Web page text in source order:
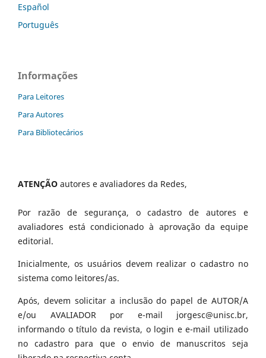
Español
Português
Informações
Para Leitores
Para Autores
Para Bibliotecários
ATENÇÃO autores e avaliadores da Redes,
Por razão de segurança, o cadastro de autores e
avaliadores está condicionado à aprovação da equipe
editorial.
Inicialmente, os usuários devem realizar o cadastro no
sistema como leitores/as.
Após, devem solicitar a inclusão do papel de AUTOR/A
e/ou AVALIADOR por e-mail jorgesc@unisc.br,
informando o título da revista, o login e e-mail utilizado
no cadastro para que o envio de manuscritos seja